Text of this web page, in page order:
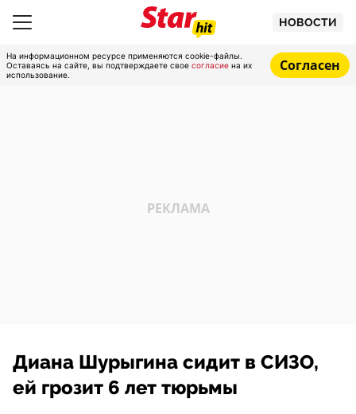
НОВОСТИ
На информационном ресурсе применяются cookie-файлы.
Оставаясь на сайте, вы подтверждаете свое согласие на их
использование.
Согласен
Диана Шурыгина сидит в СИЗО,
ей грозит 6 лет тюрьмы